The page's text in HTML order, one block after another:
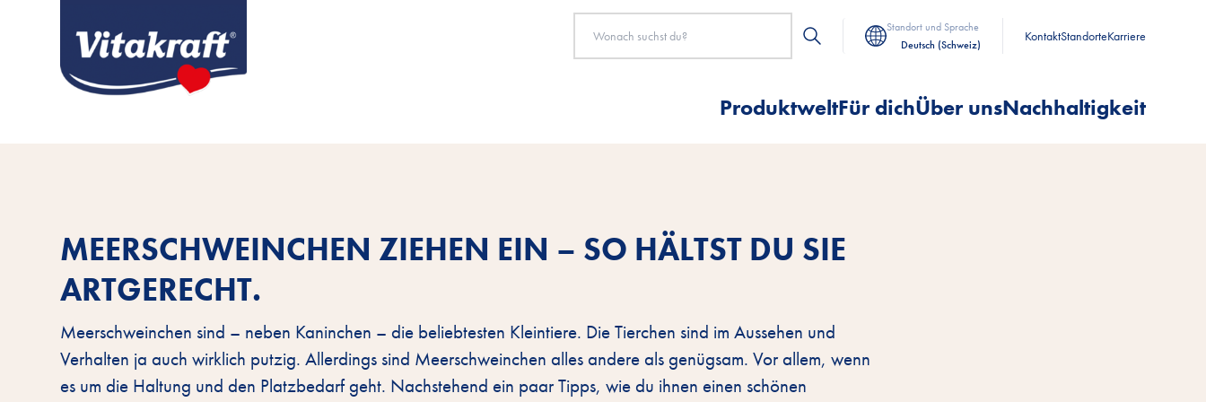
Standort und Sprache
Deutsch (Schweiz)
KontaktStandorteKarriere
ProduktweltFür dichÜber unsNachhaltigkeit
MEERSCHWEINCHEN ZIEHEN EIN – SO HÄLTST DU SIE
ARTGERECHT.
Meerschweinchen sind – neben Kaninchen – die beliebtesten Kleintiere. Die Tierchen sind im Aussehen und
Verhalten ja auch wirklich putzig. Allerdings sind Meerschweinchen alles andere als genügsam. Vor allem, wenn
es um die Haltung und den Platzbedarf geht. Nachstehend ein paar Tipps, wie du ihnen einen schönen